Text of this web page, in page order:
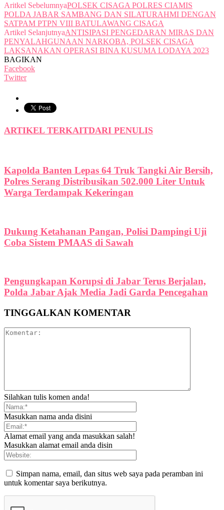
Aritkel SebelumnyaPOLSEK CISAGA POLRES CIAMIS
POLDA JABAR SAMBANG DAN SILATURAHMI DENGAN
SATPAM PTPN VIII BATULAWANG CISAGA
Artikel SelanjutnyaANTISIPASI PENGEDARAN MIRAS DAN
PENYALAHGUNAAN NARKOBA, POLSEK CISAGA
LAKSANAKAN OPERASI BINA KUSUMA LODAYA 2023
BAGIKAN
Facebook
Twitter
ARTIKEL TERKAITDARI PENULIS
Kapolda Banten Lepas 64 Truk Tangki Air Bersih,
Polres Serang Distribusikan 502.000 Liter Untuk
Warga Terdampak Kekeringan
Dukung Ketahanan Pangan, Polisi Dampingi Uji
Coba Sistem PMAAS di Sawah
Pengungkapan Korupsi di Jabar Terus Berjalan,
Polda Jabar Ajak Media Jadi Garda Pencegahan
TINGGALKAN KOMENTAR
Silahkan tulis komen anda!
Masukkan nama anda disini
Alamat email yang anda masukkan salah!
Masukkan alamat email anda disin
Simpan nama, email, dan situs web saya pada peramban ini
untuk komentar saya berikutnya.